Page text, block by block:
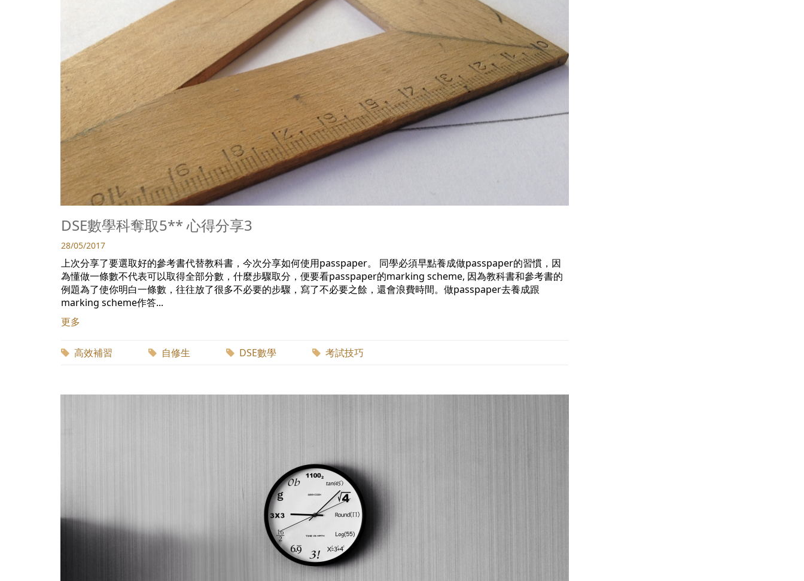
DSE數學科奪取5** 心得分享3
28/05/2017
上次分享了要選取好的參考書代替教科書，今次分享如何使用passpaper。 同學必須早點養成做passpaper的習慣，因
為懂做一條數不代表可以取得全部分數，什麼步驟取分，便要看passpaper的marking scheme, 因為教科書和參考書的
例題為了使你明白一條數，往往放了很多不必要的步驟，寫了不必要之餘，還會浪費時間。做passpaper去養成跟
marking scheme作答...
更多
高效補習 自修生 DSE數學 考試技巧